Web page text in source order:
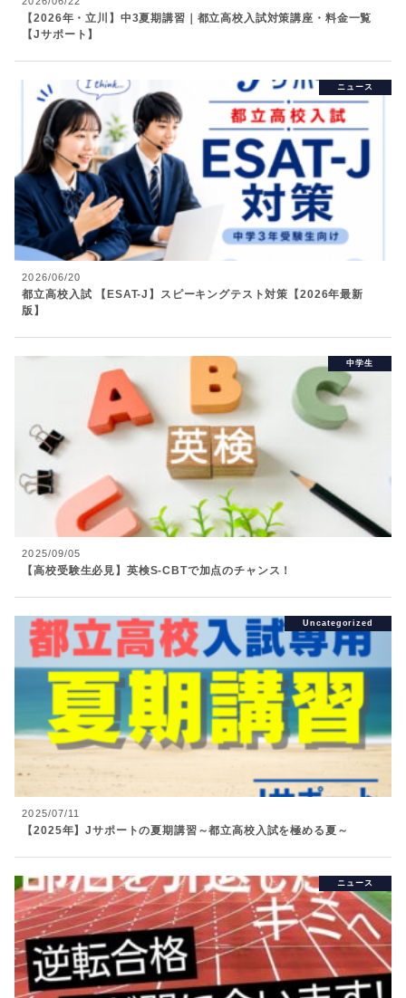
【2026年・立川】中3夏期講習｜都立高校入試対策講座・料金一覧
【Jサポート】
2026/06/20
都立高校入試 【ESAT-J】スピーキングテスト対策【2026年最新
版】
ニュース
2025/09/05
【高校受験生必見】英検S-CBTで加点のチャンス！
中学生
2025/07/11
【2025年】Jサポートの夏期講習～都立高校入試を極める夏～
Uncategorized
ニュース